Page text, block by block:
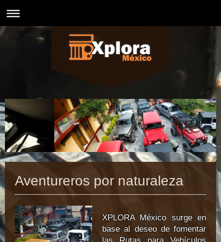
Aventureros por naturaleza
XPLORA México surge en
base al deseo de fomentar